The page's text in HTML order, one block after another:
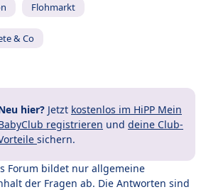
Flohmarkt
& Co
hier? Jetzt kostenlos im HiPP Mein
registrieren und deine Club-
sichern.
Forum bildet nur allgemeine
der Fragen ab. Die Antworten sind